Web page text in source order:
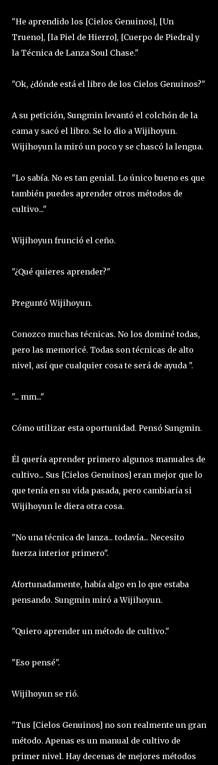
"He aprendido los [Cielos Genuinos], [Un
Trueno], [la Piel de Hierro], [Cuerpo de Piedra] y
la Técnica de Lanza Soul Chase."
"Ok, ¿dónde está el libro de los Cielos Genuinos?"
A su petición, Sungmin levantó el colchón de la
cama y sacó el libro. Se lo dio a Wijihoyun.
Wijihoyun la miró un poco y se chascó la lengua.
"Lo sabía. No es tan genial. Lo único bueno es que
también puedes aprender otros métodos de
cultivo..."
Wijihoyun frunció el ceño.
"¿Qué quieres aprender?"
Preguntó Wijihoyun.
Conozco muchas técnicas. No los dominé todas,
pero las memoricé. Todas son técnicas de alto
nivel, así que cualquier cosa te será de ayuda ".
"... mm..."
Cómo utilizar esta oportunidad. Pensó Sungmin.
Él quería aprender primero algunos manuales de
cultivo... Sus [Cielos Genuinos] eran mejor que lo
que tenía en su vida pasada, pero cambiaría si
Wijihoyun le diera otra cosa.
"No una técnica de lanza... todavía... Necesito
fuerza interior primero".
Afortunadamente, había algo en lo que estaba
pensando. Sungmin miró a Wijihoyun.
"Quiero aprender un método de cultivo."
"Eso pensé".
Wijihoyun se rió.
"Tus [Cielos Genuinos] no son realmente un gran
método. Apenas es un manual de cultivo de
primer nivel. Hay decenas de mejores métodos